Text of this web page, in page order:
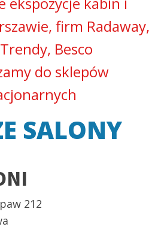
firm Radaway,
Besco
do sklepów
SALONY
212